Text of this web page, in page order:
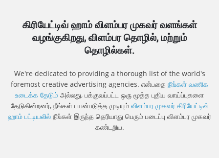
கிரியேட்டிவ் ஹாம் விளம்பர முகவர் வளங்கள்
வழங்குகிறது, விளம்பர தொழில், மற்றும்
தொழில்கள்.
We're dedicated to providing a thorough list of the world's
foremost creative advertising agencies. என்பதை நீங்கள் வணிக
உடைக்க தேடும் அல்லது, பக்குவப்பட்ட ஒரு மூத்த புதிய வாய்ப்புகளை
தேடுகின்றனர், நீங்கள் பயன்படுத்த முடியும் விளம்பர முகவர் கிரியேட்டிவ்
ஹாம் பட்டியலில் நீங்கள் இருந்த தெரியாது பெரும் படைப்பு விளம்பர முகவர்
கண்டறிய.